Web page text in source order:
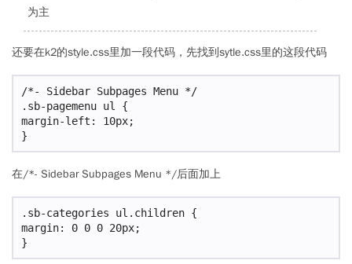
为主
还要在k2的style.css里加一段代码，先找到sytle.css里的这段代码
/*- Sidebar Subpages Menu */
.sb-pagemenu ul {
margin-left: 10px;
在/*- Sidebar Subpages Menu */后面加上
.sb-categories ul.children {
margin: 0 0 0 20px;